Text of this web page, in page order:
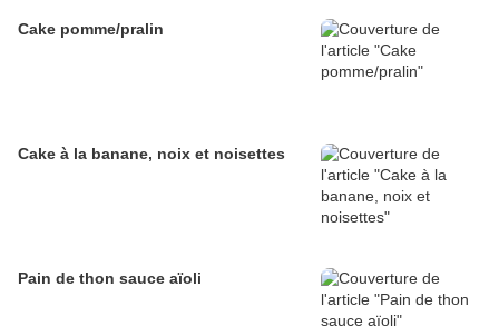
Cake pomme/pralin
Cake à la banane, noix et noisettes
Pain de thon sauce aïoli